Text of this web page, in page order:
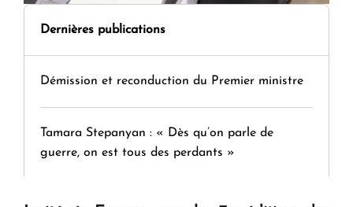
Dernières publications
Démission et reconduction du Premier ministre
Tamara Stepanyan : « Dès qu’on parle de
guerre, on est tous des perdants »